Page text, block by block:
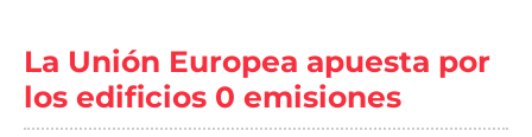
La Unión Europea apuesta por
los edificios 0 emisiones